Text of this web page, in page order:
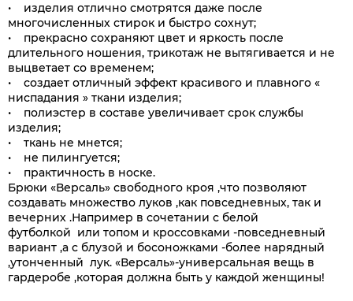
• изделия отлично смотрятся даже после
многочисленных стирок и быстро сохнут;
• прекрасно сохраняют цвет и яркость после
длительного ношения, трикотаж не вытягивается и не
выцветает со временем;
• создает отличный эффект красивого и плавного «
ниспадания » ткани изделия;
• полиэстер в составе увеличивает срок службы
изделия;
• ткань не мнется;
• не пилингуется;
• практичность в носке.
Брюки «Версаль» свободного кроя ,что позволяют
создавать множество луков ,как повседневных, так и
вечерних .Например в сочетании с белой
футболкой или топом и кроссовками -повседневный
вариант ,а с блузой и босоножками -более нарядный
,утонченный лук. «Версаль»-универсальная вещь в
гардеробе ,которая должна быть у каждой женщины!